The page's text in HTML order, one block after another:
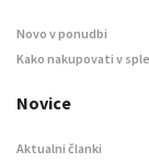
Novo v ponudbi
Kako nakupovati v
Novice
Aktualni članki